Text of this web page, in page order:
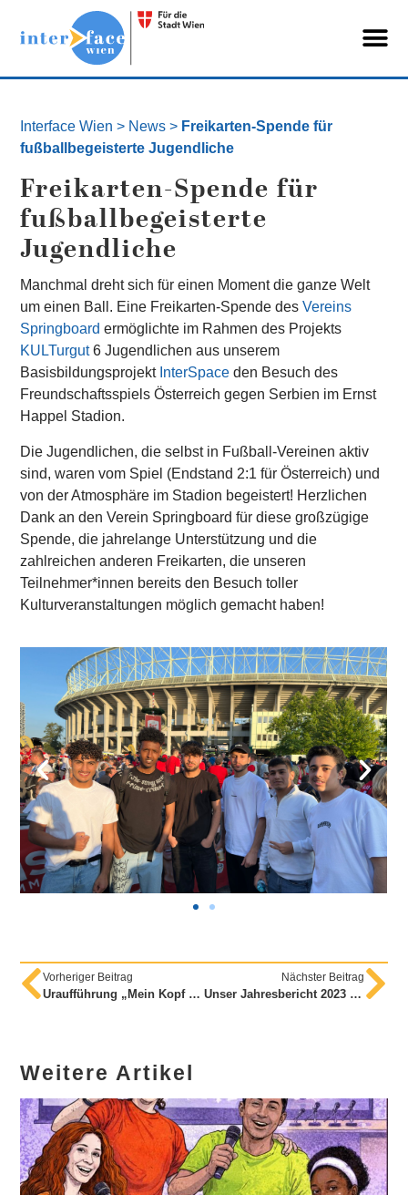
Interface Wien > News > Freikarten-Spende für
fußballbegeisterte Jugendliche
Freikarten-Spende für
fußballbegeisterte
Jugendliche
Manchmal dreht sich für einen Moment die ganze Welt
um einen Ball. Eine Freikarten-Spende desVereins
Springboard ermöglichte im Rahmen des Projekts
KULTurgut6 Jugendlichen aus unserem
Basisbildungsprojekt InterSpace den Besuch des
Freundschaftsspiels Österreich gegen Serbien im Ernst
Happel Stadion.
Die Jugendlichen, die selbst in Fußball-Vereinen aktiv
sind, waren vom Spiel (Endstand 2:1 für Österreich) und
von der Atmosphäre im Stadion begeistert! Herzlichen
Dank an den Verein Springboard für diese großzügige
Spende, die jahrelange Unterstützung und die
zahlreichen anderen Freikarten, die unseren
Teilnehmer*innen bereits den Besuch toller
Kulturveranstaltungen möglich gemacht haben!
Vorheriger Beitrag
Uraufführung „Mein Kopf – mein Kopftuch – meine Entscheidung“
Nächster Beitrag
Unser Jahresbericht 2023 ist da!
Weitere Artikel